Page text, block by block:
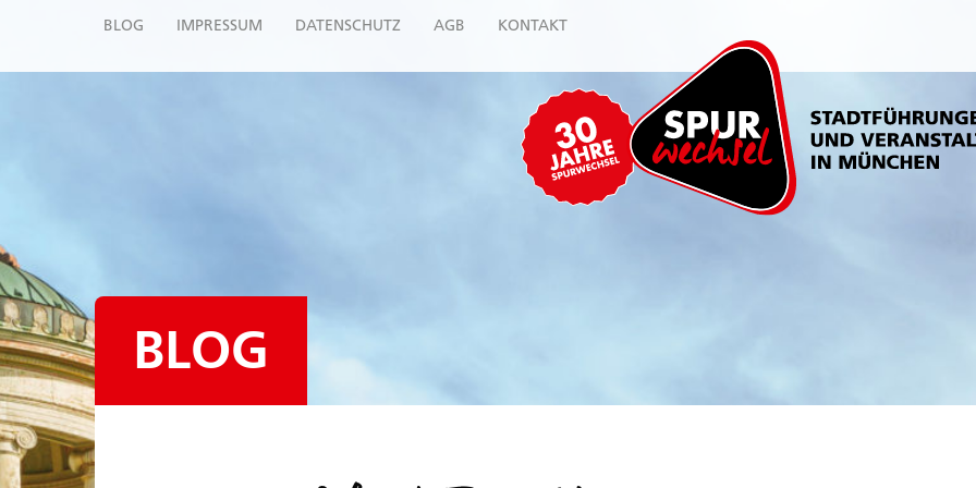
BLOG IMPRESSUM DATENSCHUTZ AGB KONTAKT
BLOG